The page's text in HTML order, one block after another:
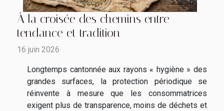
À la croisée des chemins entre
tendance et tradition
16 juin 2026
Longtemps cantonnée aux rayons « hygiène » des
grandes surfaces, la protection périodique se
réinvente à mesure que les consommatrices
exigent plus de transparence, moins de déchets et